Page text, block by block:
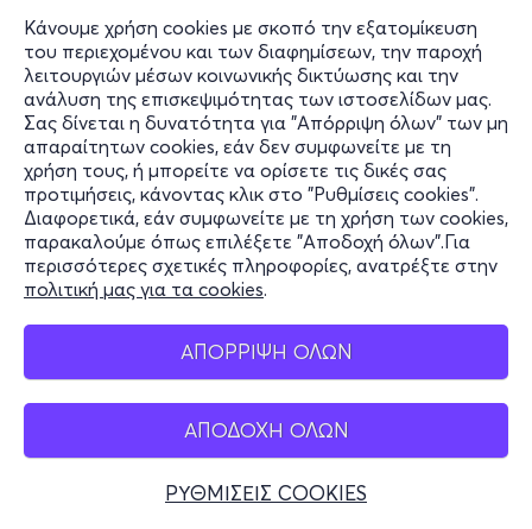
Κάνουμε χρήση cookies με σκοπό την εξατομίκευση
του περιεχομένου και των διαφημίσεων, την παροχή
λειτουργιών μέσων κοινωνικής δικτύωσης και την
ανάλυση της επισκεψιμότητας των ιστοσελίδων μας.
Σας δίνεται η δυνατότητα για "Απόρριψη όλων" των μη
απαραίτητων cookies, εάν δεν συμφωνείτε με τη
χρήση τους, ή μπορείτε να ορίσετε τις δικές σας
προτιμήσεις, κάνοντας κλικ στο "Ρυθμίσεις cookies".
Διαφορετικά, εάν συμφωνείτε με τη χρήση των cookies,
παρακαλούμε όπως επιλέξετε "Αποδοχή όλων".Για
περισσότερες σχετικές πληροφορίες, ανατρέξτε στην
πολιτική μας για τα cookies.
ΑΠΟΡΡΙΨΗ ΟΛΩΝ
ΑΠΟΔΟΧΗ ΟΛΩΝ
ΡΥΘΜΙΣΕΙΣ COOKIES